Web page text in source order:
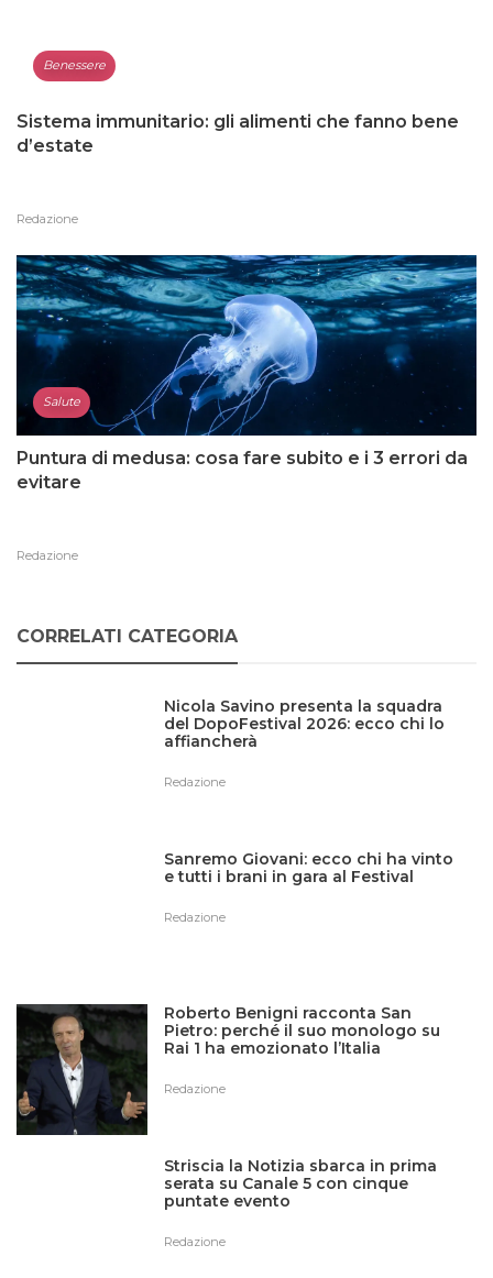
Benessere
Sistema immunitario: gli alimenti che fanno bene
d’estate
Redazione
Salute
Puntura di medusa: cosa fare subito e i 3 errori da
evitare
Redazione
CORRELATI CATEGORIA
Nicola Savino presenta la squadra
del DopoFestival 2026: ecco chi lo
affiancherà
Redazione
Sanremo Giovani: ecco chi ha vinto
e tutti i brani in gara al Festival
Redazione
Roberto Benigni racconta San
Pietro: perché il suo monologo su
Rai 1 ha emozionato l’Italia
Redazione
Striscia la Notizia sbarca in prima
serata su Canale 5 con cinque
puntate evento
Redazione